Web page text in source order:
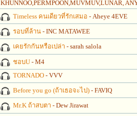
KHUNNOO,PERMPOON,MUVMUV,LUNAR,
Timeless คนเดียวที่รักเสมอ - Aheye 4EVE
รอบที่ล้าน - INC MATAWEE
เคยรักกันหรือเปล่า - sarah salola
ชอบU - M4
TORNADO - VVV
Before you go (ถ้าเธอจะไป) - FAVIQ
Mr.K ถ้าสบตา - Dew Jirawat